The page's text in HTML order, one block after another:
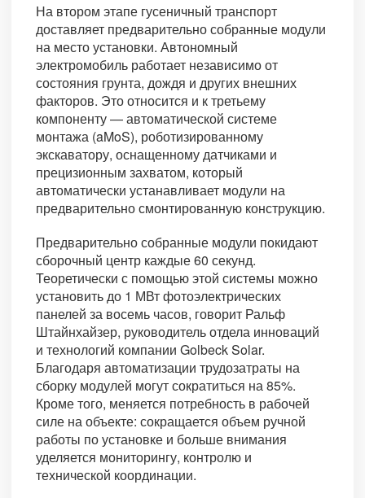
На втором этапе гусеничный транспорт
доставляет предварительно собранные модули
на место установки. Автономный
электромобиль работает независимо от
состояния грунта, дождя и других внешних
факторов. Это относится и к третьему
компоненту — автоматической системе
монтажа (aMoS), роботизированному
экскаватору, оснащенному датчиками и
прецизионным захватом, который
автоматически устанавливает модули на
предварительно смонтированную конструкцию.
Предварительно собранные модули покидают
сборочный центр каждые 60 секунд.
Теоретически с помощью этой системы можно
установить до 1 МВт фотоэлектрических
панелей за восемь часов, говорит Ральф
Штайнхайзер, руководитель отдела инноваций
и технологий компании Golbeck Solar.
Благодаря автоматизации трудозатраты на
сборку модулей могут сократиться на 85%.
Кроме того, меняется потребность в рабочей
силе на объекте: сокращается объем ручной
работы по установке и больше внимания
уделяется мониторингу, контролю и
технической координации.